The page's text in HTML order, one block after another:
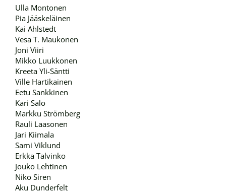
Ulla Montonen
Pia Jääskeläinen
Kai Ahlstedt
Vesa T. Maukonen
Joni Viiri
Mikko Luukkonen
Kreeta Yli-Säntti
Ville Hartikainen
Eetu Sankkinen
Kari Salo
Markku Strömberg
Rauli Laasonen
Jari Kiimala
Sami Viklund
Erkka Talvinko
Jouko Lehtinen
Niko Siren
Aku Dunderfelt